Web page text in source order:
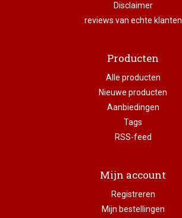
Disclaimer
reviews van echte klanten
Producten
Alle producten
Nieuwe producten
Aanbiedingen
Tags
RSS-feed
Mijn account
Registreren
Mijn bestellingen